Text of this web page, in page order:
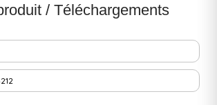
/ Téléchargements